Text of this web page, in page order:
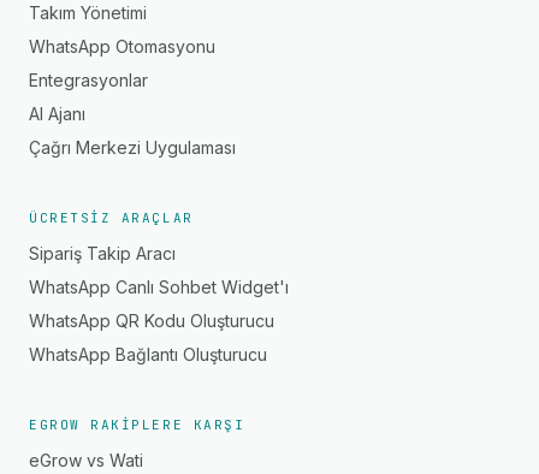
Takım Yönetimi
WhatsApp Otomasyonu
Entegrasyonlar
AI Ajanı
Çağrı Merkezi Uygulaması
ÜCRETSIZ ARAÇLAR
Sipariş Takip Aracı
WhatsApp Canlı Sohbet Widget'ı
WhatsApp QR Kodu Oluşturucu
WhatsApp Bağlantı Oluşturucu
EGROW RAKIPLERE KARŞI
eGrow vs Wati